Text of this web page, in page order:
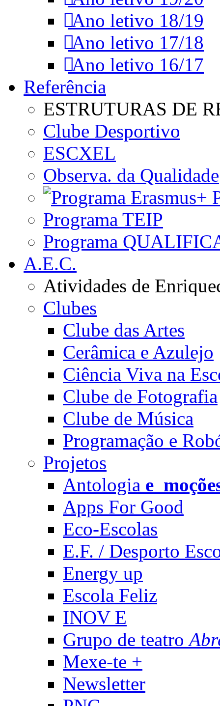
Ano letivo 18/19
Ano letivo 17/18
Ano letivo 16/17
Referência
ESTRUTURAS DE
Clube Desportivo
ESCXEL
Observa. da Qualidade
Programa TEIP
Programa
A.E.C.
Atividades de
Clubes
Clube das Artes
Cerâmica e Azulejo
Ciência Viva na
Clube de Fotografia
Clube de Música
Programação e
Projetos
Antologia
Apps For Good
Eco-Escolas
E.F. / Desporto
Energy up
Escola Feliz
INOV E
Grupo de teatro
Mexe-te +
Newsletter